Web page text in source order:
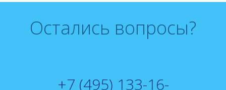
Остались вопросы?
+7 (495) 133-16-